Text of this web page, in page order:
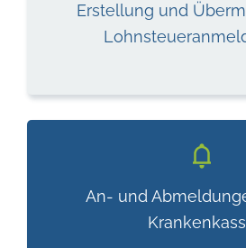
Erstellung und
An- und